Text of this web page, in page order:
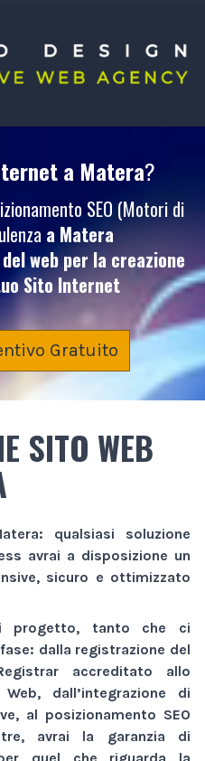
a Matera?
SEO (Motori di
a Matera
web per la creazione
Sito Internet
Gratuito
SITO WEB
: qualsiasi soluzione
avrai a disposizione un
sicuro e ottimizzato
progetto, tanto che ci
dalla registrazione del
accreditato allo
, dall’integrazione di
al posizionamento SEO
avrai la garanzia di
quel che riguarda la